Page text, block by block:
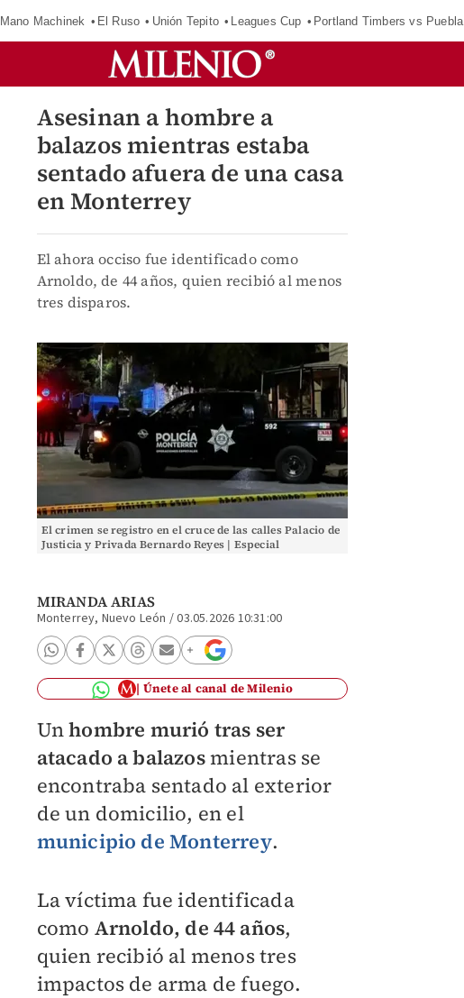
Mano Machinek El Ruso Unión Tepito Leagues Cup Portland Timbers vs Puebla
Asesinan a hombre a
balazos mientras estaba
sentado afuera de una casa
en Monterrey
El ahora occiso fue identificado como
Arnoldo, de 44 años, quien recibió al menos
tres disparos.
El crimen se registro en el cruce de las calles Palacio de
Justicia y Privada Bernardo Reyes | Especial
MIRANDA ARIAS
Monterrey, Nuevo León /03.05.2026 10:31:00
Únete al canal de Milenio
Unhombre murió tras ser
atacado a balazosmientras se
encontraba sentado al exterior
de un domicilio, en el
municipio de Monterrey.
La víctima fue identificada
como Arnoldo, de 44 años,
quien recibió al menos tres
impactos de arma de fuego.